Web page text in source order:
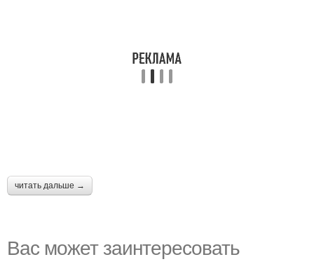
читать дальше →
Вас может заинтересовать